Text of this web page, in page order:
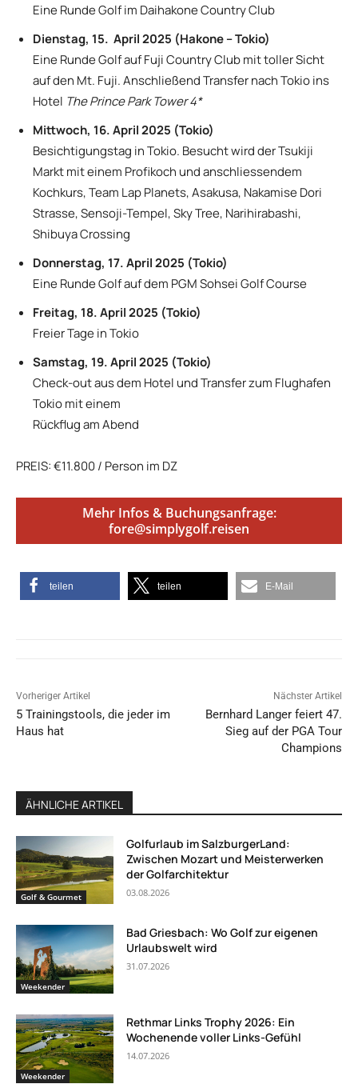
Eine Runde Golf im Daihakone Country Club
Dienstag, 15. April 2025 (Hakone – Tokio)
Eine Runde Golf auf Fuji Country Club mit toller Sicht
auf den Mt. Fuji. Anschließend Transfer nach Tokio ins
Hotel The Prince Park Tower 4*
Mittwoch, 16. April 2025 (Tokio)
Besichtigungstag in Tokio. Besucht wird der Tsukiji
Markt mit einem Profikoch und anschliessendem
Kochkurs, Team Lap Planets, Asakusa, Nakamise Dori
Strasse, Sensoji-Tempel, Sky Tree, Narihirabashi,
Shibuya Crossing
Donnerstag, 17. April 2025 (Tokio)
Eine Runde Golf auf dem PGM Sohsei Golf Course
Freitag, 18. April 2025 (Tokio)
Freier Tage in Tokio
Samstag, 19. April 2025 (Tokio)
Check-out aus dem Hotel und Transfer zum Flughafen
Tokio mit einem
Rückflug am Abend
PREIS: €11.800 / Person im DZ
Mehr Infos & Buchungsanfrage:
fore@simplygolf.reisen
teilen teilen E-Mail
Vorheriger Artikel
5 Trainingstools, die jeder im
Haus hat
Nächster Artikel
Bernhard Langer feiert 47.
Sieg auf der PGA Tour
Champions
ÄHNLICHE ARTIKEL
Golf & Gourmet
Golfurlaub im SalzburgerLand:
Zwischen Mozart und Meisterwerken
der Golfarchitektur
03.08.2026
Weekender
Bad Griesbach: Wo Golf zur eigenen
Urlaubswelt wird
31.07.2026
Weekender
Rethmar Links Trophy 2026: Ein
Wochenende voller Links-Gefühl
14.07.2026